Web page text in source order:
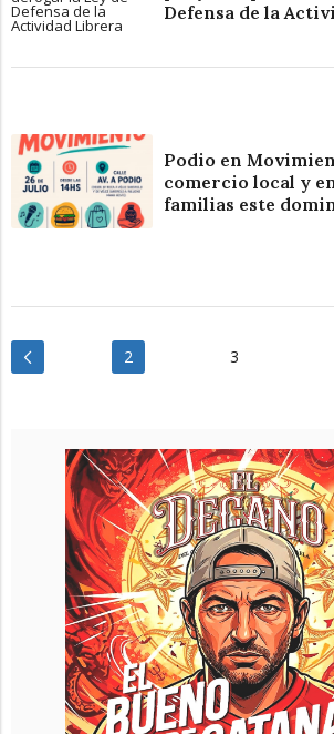
Defensa de la
Podio en
comercio local y
familias este
2 3